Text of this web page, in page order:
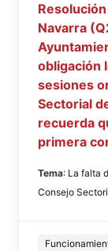
Navarra
obligación
sesiones
Sectorial
recuerda
primera
Tema: La falta
Consejo